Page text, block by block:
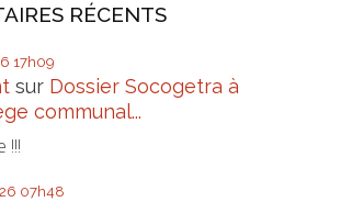
RÉCENTS
17h09
sur Dossier Socogetra à
communal...
!!!
07h48